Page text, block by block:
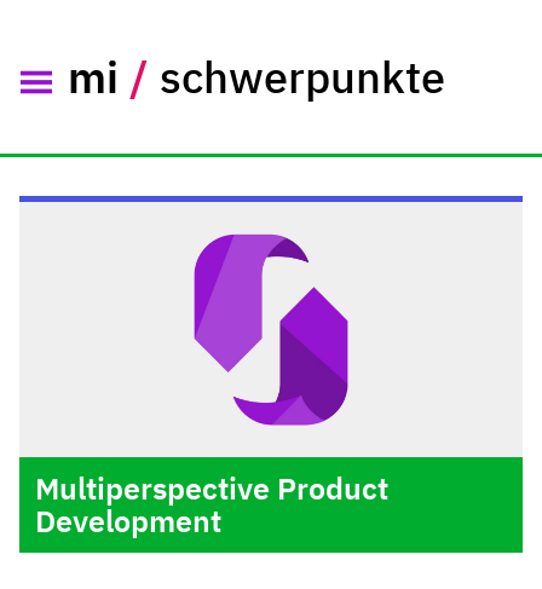
mi / schwerpunkte
Multiperspective Product
Development